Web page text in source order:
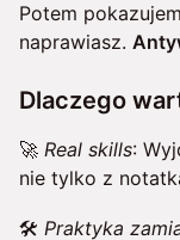
Potem
naprawiasz.
Dlaczego
🚀 Real skills:
nie tylko z
🛠️ Praktyka